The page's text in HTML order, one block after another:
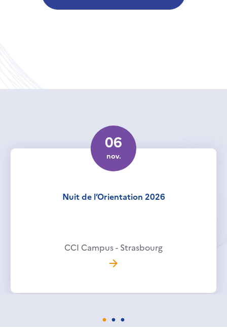
06
nov.
Nuit de l’Orientation 2026
CCI Campus - Strasbourg